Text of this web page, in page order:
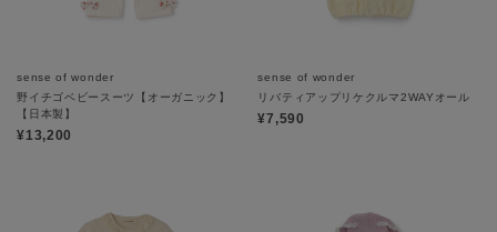
sense of wonder
野イチゴベビースーツ【オーガニック】
【日本製】
¥13,200
sense of wonder
リバティアップリケクルマ2WAYオール
¥7,590